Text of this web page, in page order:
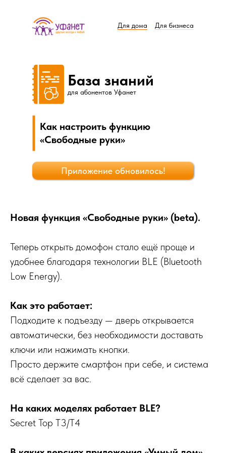
бесплатный звонок с Мегафон,
Билайн, МТС, Tota, Е-Мобайл
09388
Поддержка
Для бизнеса
Для дома
для абонентов Уфанет
База знаний
Как настроить функцию
«Свободные руки»
Приложение обновилось!
Новая функция «Свободные руки» (beta).
Теперь открыть домофон стало ещё проще и
удобнее благодаря технологии BLE (Bluetooth
Low Energy).
Как это работает:
Подходите к подъезду — дверь открывается
автоматически, без необходимости доставать
ключи или нажимать кнопки.
Просто держите смартфон при себе, и система
всё сделает за вас.
На каких моделях работает BLE?
Secret Top T3/Т4